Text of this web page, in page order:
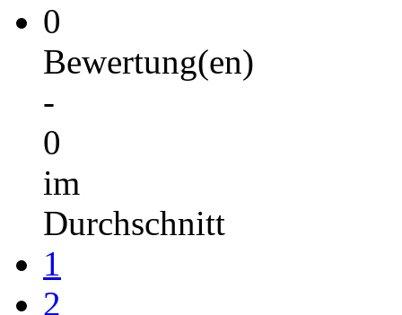
0
Bewertung(en)
-
0
im
Durchschnitt
1
2